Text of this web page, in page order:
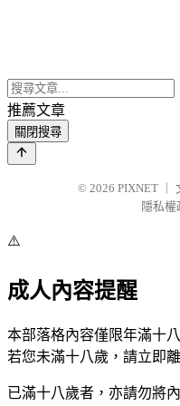
推薦文章
關閉搜尋
© 2026 PIXNET
隱私權
⚠️
成人內容提醒
本部落格內容僅限年滿十
若您未滿十八歲，請立即離
已滿十八歲者，亦請勿將